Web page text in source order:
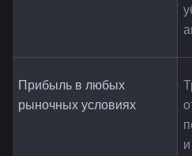
Прибыль в любых
рыночных условиях